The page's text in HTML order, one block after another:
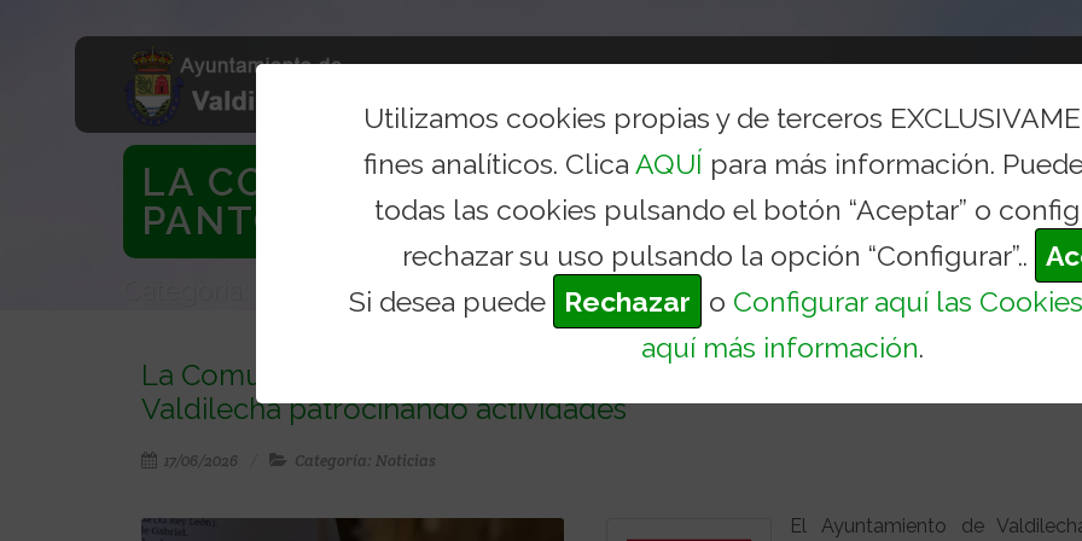
Utilizamos cookies propias y de terceros
fines analíticos. Clica AQUÍ para más información.
todas las cookies pulsando el botón “Aceptar” o
rechazar su uso pulsando la opción “Configurar”..
Si desea puede
Rechazar o Configurar aquí las Cookies
aquí más información.
LA COMUNIDAD DE MADRID SE SUMA AL 50
PANTOCRÁTOR DE...
Categoría: Noticias
La Comunidad de Madrid se suma al 50 aniversario del Pantocrátor de
Valdilecha patrocinando actividades
17/06/2026 Categoría: Noticias
El Ayuntamiento de